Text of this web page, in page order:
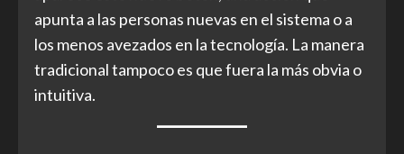
apunta a las personas nuevas en el sistema o a
los menos avezados en la tecnología. La manera
tradicional tampoco es que fuera la más obvia o
intuitiva.